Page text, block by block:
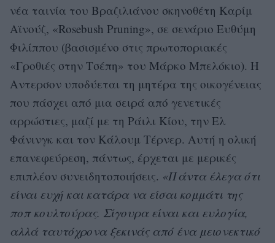
νέα ταινία του Βραζιλιάνου σκηνοθέτη Καρίμ
Αϊνούζ, «Rosebush Pruning», σε σενάριο Ευθύμη
Φιλίππου (βασισμένο στις πρωτοποριακές
«Γροθιές στην Τσέπη» του Μάρκο Μπελόκιο). Η
Αντερσον υποδύεται τη μητέρα της οικογένειας
που πάσχει από μια σειρά από γενετικές
αρρώστιες, μαζί με τη Ράιλι Κίου, την Ελ
Φάνινγκ και τον Κάλουμ Τέρνερ. Αυτή η ολική
επανεφεύρεση, πάντως, έρχεται με μερικές
επιπλέον συνειδητοποιήσεις. «Πάντα έλεγα ότι
είναι ευχή και κατάρα να είσαι κομμάτι της
ποπ κουλτούρας. Σίγουρα είναι και ευλογία,
αλλά ταυτόχρονα ξεκινάς από ένα μειονεκτικό